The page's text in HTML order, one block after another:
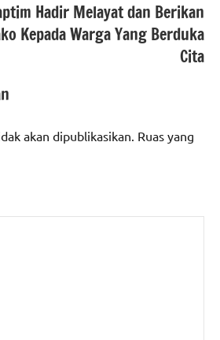
Hadir Melayat dan Berikan
Kepada Warga Yang Berduka
Cita
akan dipublikasikan. Ruas yang